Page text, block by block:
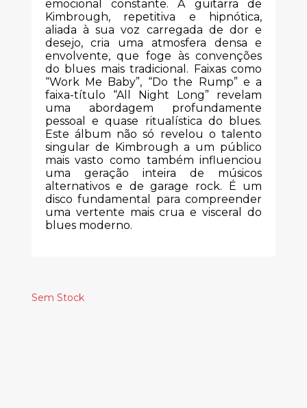
emocional constante. A guitarra de
Kimbrough, repetitiva e hipnótica,
aliada à sua voz carregada de dor e
desejo, cria uma atmosfera densa e
envolvente, que foge às convenções
do blues mais tradicional. Faixas como
“Work Me Baby”, “Do the Rump” e a
faixa-título “All Night Long” revelam
uma abordagem profundamente
pessoal e quase ritualística do blues.
Este álbum não só revelou o talento
singular de Kimbrough a um público
mais vasto como também influenciou
uma geração inteira de músicos
alternativos e de garage rock. É um
disco fundamental para compreender
uma vertente mais crua e visceral do
blues moderno.
Sem Stock